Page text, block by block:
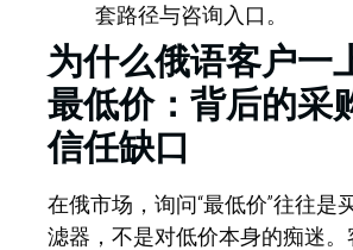
套路径与咨询入口。
为什么俄语客户一
最低价：背后的采
信任缺口
在俄市场，询问“最低价”往往是
滤器 ，不是对低价本身的痴迷